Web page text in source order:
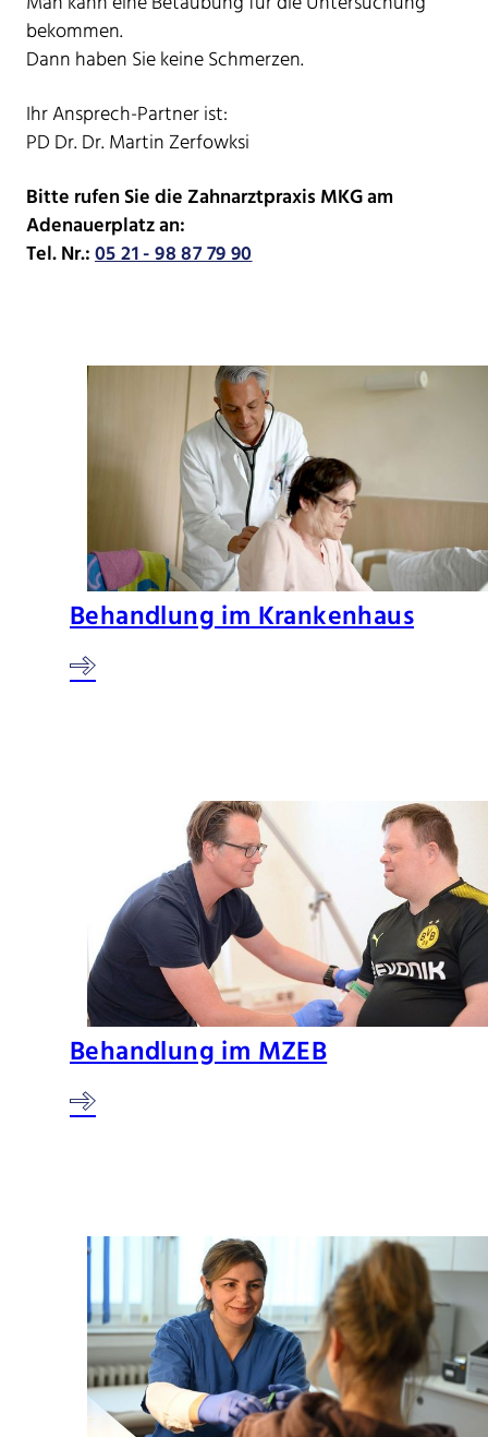
bekommen.
Dann haben Sie keine Schmerzen.
Ihr Ansprech-Partner ist:
PD Dr. Dr. Martin Zerfowksi
Bitte rufen Sie die Zahnarztpraxis MKG am
Adenauerplatz an:
Tel. Nr.:05 21 - 98 87 79 90
Behandlung im Krankenhaus
Behandlung im MZEB